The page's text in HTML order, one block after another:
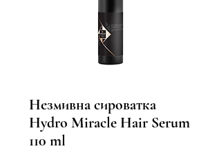
Незмивна сироватка
Hydro Miracle Hair Serum
110 ml